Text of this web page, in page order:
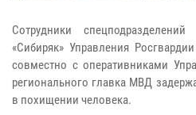
Сотрудники
«Сибиряк» Управления
совместно с оперативниками
регионального главка МВД
в похищении человека.